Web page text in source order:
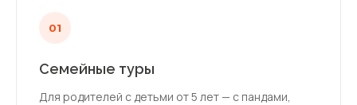
01
Семейные туры
Для родителей с детьми от 5 лет — с пандами,